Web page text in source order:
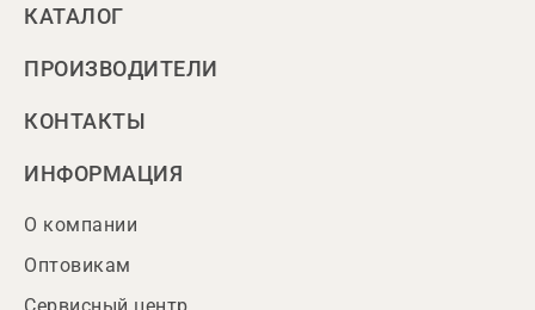
КАТАЛОГ
ПРОИЗВОДИТЕЛИ
КОНТАКТЫ
ИНФОРМАЦИЯ
О компании
Оптовикам
Сервисный центр